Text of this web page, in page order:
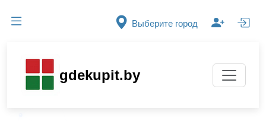
Выберите город
gdekupit.by